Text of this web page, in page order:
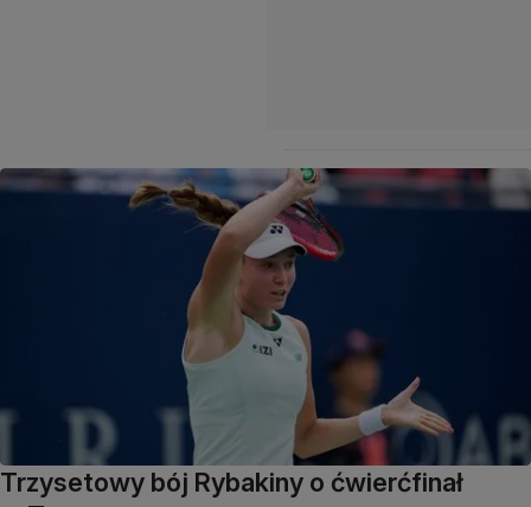
Trzysetowy bój Rybakiny o ćwierćfinał